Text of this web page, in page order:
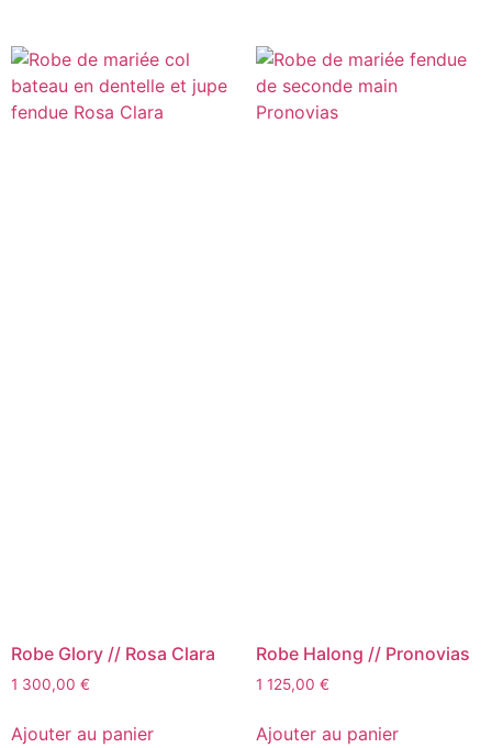
Robe Glory // Rosa Clara
1 300,00 €
Ajouter au panier
Robe Halong // Pronovias
1 125,00 €
Ajouter au panier